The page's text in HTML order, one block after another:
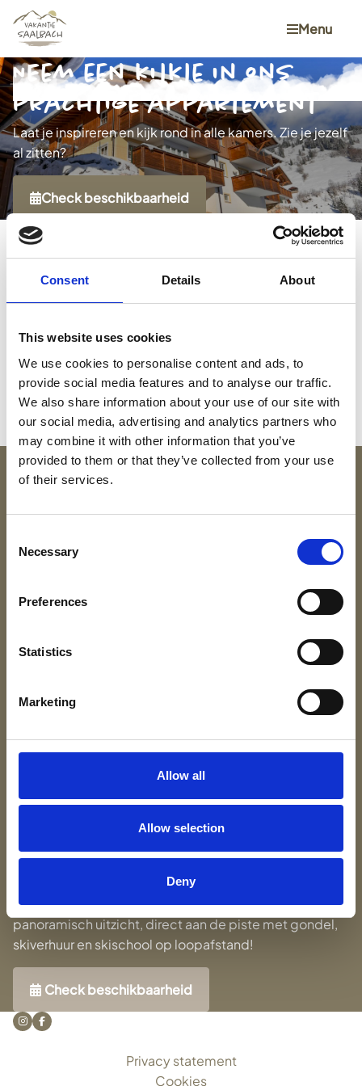
Consent Details About
This website uses cookies
We use cookies to personalise content and ads, to
provide social media features and to analyse our traffic.
We also share information about your use of our site with
our social media, advertising and analytics partners who
may combine it with other information that you’ve
provided to them or that they’ve collected from your use
of their services.
Selection
Necessary
Preferences
Statistics
Marketing
Allow all
Allow selection
Deny
Menu
NEem een kijkje in ons
prachtige appartement
Laat je inspireren en kijk rond in alle kamers. Zie je jezelf
al zitten?
Check beschikbaarheid
Previous
Over Vakantie Saalbach
Omgeving
Tips
Contact
Luxe 8-persoons appartement met een schitterend
panoramisch uitzicht, direct aan de piste met gondel,
skiverhuur en skischool op loopafstand!
Check beschikbaarheid
Privacy statement
Cookies